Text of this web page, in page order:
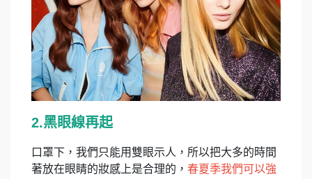
2.黑眼線再起
口罩下，我們只能用雙眼示人，所以把大多的時間
著放在眼睛的妝感上是合理的， 春夏季我們可以強